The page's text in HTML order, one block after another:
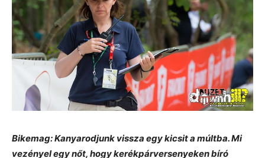
Bikemag: Kanyarodjunk vissza egy kicsit a múltba. Mi
vezényel egy nőt, hogy kerékpárversenyeken bíró